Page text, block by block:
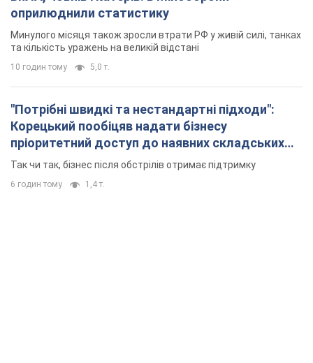
оприлюднили статистику
Минулого місяця також зросли втрати РФ у живій силі, танках
та кількість уражень на великій відстані
10 годин тому 5,0 т.
"Потрібні швидкі та нестандартні підходи":
Корецький пообіцяв надати бізнесу
пріоритетний доступ до наявних складських
приміщень
Так чи так, бізнес після обстрілів отримає підтримку
6 годин тому 1,4 т.